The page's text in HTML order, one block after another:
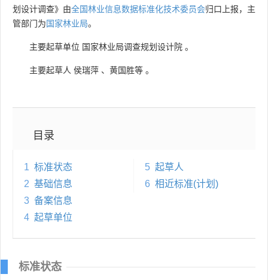
划设计调查》由全国林业信息数据标准化技术委员会归口上报，主
管部门为国家林业局。
主要起草单位 国家林业局调查规划设计院 。
主要起草人 侯瑞萍 、 黄国胜等 。
目录
1 标准状态
2 基础信息
3 备案信息
4 起草单位
5 起草人
6 相近标准(计划)
标准状态